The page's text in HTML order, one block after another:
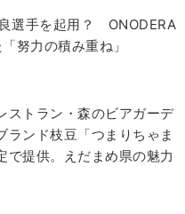
選手を起用？ ONODERA
努力の積み重ね」
ストラン・森のビアガーデ
ランド枝豆「つまりちゃま
で提供。えだまめ県の魅力